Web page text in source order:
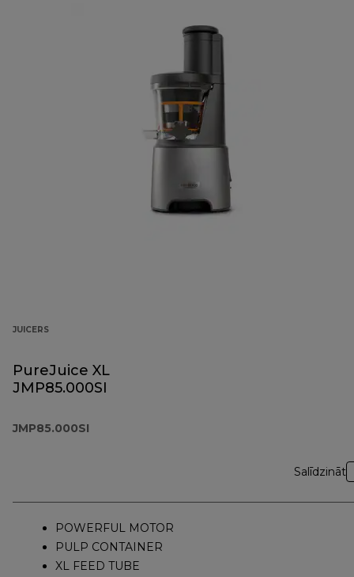
JUICERS
PureJuice XL
JMP85.000SI
JMP85.000SI
Salīdzināt
POWERFUL MOTOR
PULP CONTAINER
XL FEED TUBE